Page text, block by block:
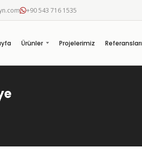
+90 543 716 1535
Ürünler Projelerimiz